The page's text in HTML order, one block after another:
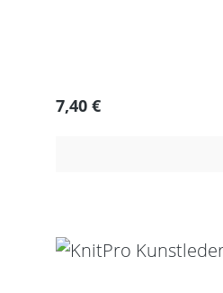
Regulärer Preis:
7,40 €